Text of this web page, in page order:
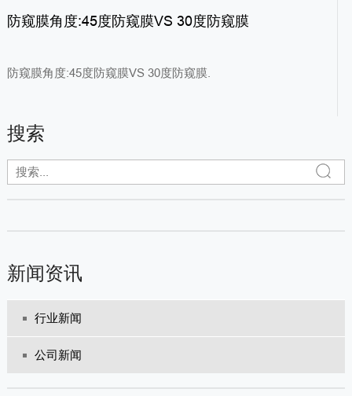
防窥膜角度:45度防窥膜VS 30度防窥膜
防窥膜角度:45度防窥膜VS 30度防窥膜.
搜索
新闻资讯
行业新闻
公司新闻